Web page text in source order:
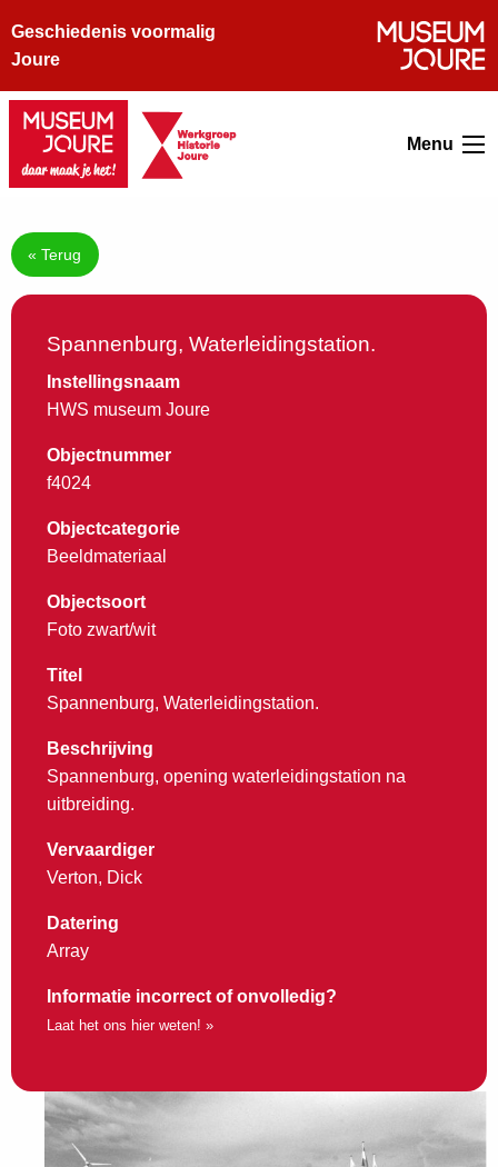
Geschiedenis voormalig
Joure
Menu
« Terug
Spannenburg, Waterleidingstation.
Instellingsnaam
HWS museum Joure
Objectnummer
f4024
Objectcategorie
Beeldmateriaal
Objectsoort
Foto zwart/wit
Titel
Spannenburg, Waterleidingstation.
Beschrijving
Spannenburg, opening waterleidingstation na
uitbreiding.
Vervaardiger
Verton, Dick
Datering
Array
Informatie incorrect of onvolledig?
Laat het ons hier weten! »